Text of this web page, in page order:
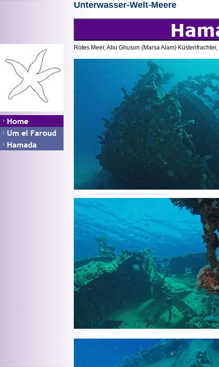
Rotes Meer, Abu Ghuson (Marsa Alam)
Unterwasser-Welt-Meere